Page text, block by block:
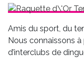
Amis du sport, du
Nous connaissons à
d’interclubs de